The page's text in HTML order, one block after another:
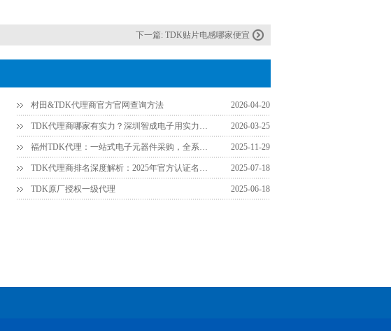
下一篇: TDK贴片电感哪家便宜
村田&TDK代理商官方官网查询方法 2026-04-20
TDK代理商哪家有实力？深圳智成电子用实力诠释靠谱合作伙伴 2026-03-25
福州TDK代理：一站式电子元器件采购，全系列型号覆盖工厂需求 2025-11-29
TDK代理商排名深度解析：2025年官方认证名单与采购指南 2025-07-18
TDK原厂授权一级代理 2025-06-18